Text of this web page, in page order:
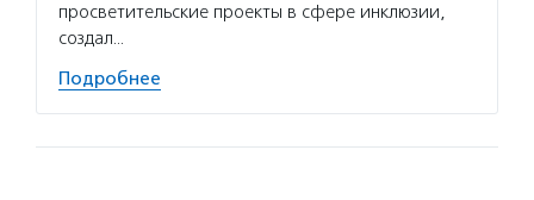
просветительские проекты в сфере инклюзии,
создал…
Подробнее